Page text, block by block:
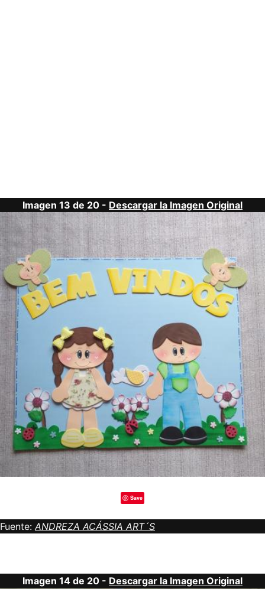
Imagen 13 de 20 - Descargar la Imagen Original
Save
Fuente: ANDREZA ACÁSSIA ART´S
Imagen 14 de 20 - Descargar la Imagen Original